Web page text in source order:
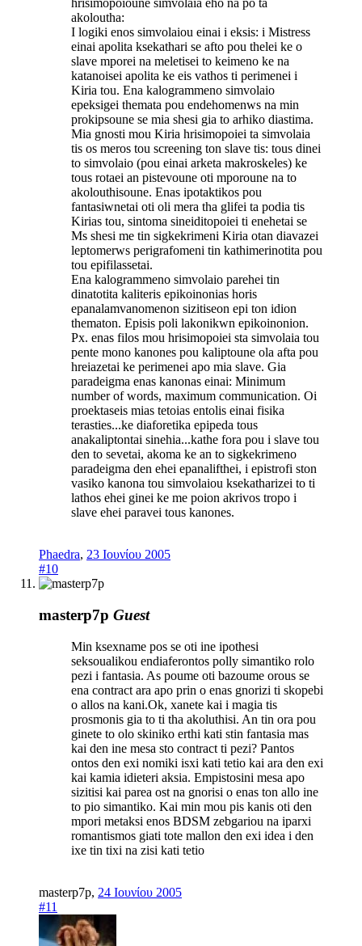
hrisimopoioune simvolaia eho na po ta
akoloutha:
I logiki enos simvolaiou einai i eksis: i Mistress
einai apolita ksekathari se afto pou thelei ke o
slave mporei na meletisei to keimeno ke na
katanoisei apolita ke eis vathos ti perimenei i
Kiria tou. Ena kalogrammeno simvolaio
epeksigei themata pou endehomenws na min
prokipsoune se mia shesi gia to arhiko diastima.
Mia gnosti mou Kiria hrisimopoiei ta simvolaia
tis os meros tou screening ton slave tis: tous dinei
to simvolaio (pou einai arketa makroskeles) ke
tous rotaei an pistevoune oti mporoune na to
akolouthisoune. Enas ipotaktikos pou
fantasiwnetai oti oli mera tha glifei ta podia tis
Kirias tou, sintoma sineiditopoiei ti enehetai se
Ms shesi me tin sigkekrimeni Kiria otan diavazei
leptomerws perigrafomeni tin kathimerinotita pou
tou epifilassetai.
Ena kalogrammeno simvolaio parehei tin
dinatotita kaliteris epikoinonias horis
epanalamvanomenon sizitiseon epi ton idion
thematon. Episis poli lakonikwn epikoinonion.
Px. enas filos mou hrisimopoiei sta simvolaia tou
pente mono kanones pou kaliptoune ola afta pou
hreiazetai ke perimenei apo mia slave. Gia
paradeigma enas kanonas einai: Minimum
number of words, maximum communication. Oi
proektaseis mias tetoias entolis einai fisika
terasties...ke diaforetika epipeda tous
anakaliptontai sinehia...kathe fora pou i slave tou
den to sevetai, akoma ke an to sigkekrimeno
paradeigma den ehei epanalifthei, i epistrofi ston
vasiko kanona tou simvolaiou ksekatharizei to ti
lathos ehei ginei ke me poion akrivos tropo i
slave ehei paravei tous kanones.
Phaedra, 23 Ιουνίου 2005
#10
masterp7p Guest
Min ksexname pos se oti ine ipothesi
seksoualikou endiaferontos polly simantiko rolo
pezi i fantasia. As poume oti bazoume orous se
ena contract ara apo prin o enas gnorizi ti skopebi
o allos na kani.Ok, xanete kai i magia tis
prosmonis gia to ti tha akoluthisi. An tin ora pou
ginete to olo skiniko erthi kati stin fantasia mas
kai den ine mesa sto contract ti pezi? Pantos
ontos den exi nomiki isxi kati tetio kai ara den exi
kai kamia idieteri aksia. Empistosini mesa apo
sizitisi kai parea ost na gnorisi o enas ton allo ine
to pio simantiko. Kai min mou pis kanis oti den
mpori metaksi enos BDSM zebgariou na iparxi
romantismos giati tote mallon den exi idea i den
ixe tin tixi na zisi kati tetio
masterp7p, 24 Ιουνίου 2005
#11